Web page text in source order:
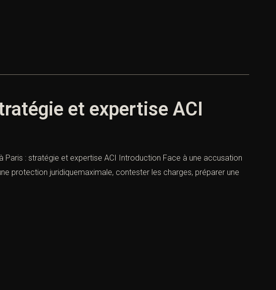
et expertise ACI
: stratégie et expertise ACI Introduction Face à une accusation
protection juridiquemaximale, contester les charges, préparer une